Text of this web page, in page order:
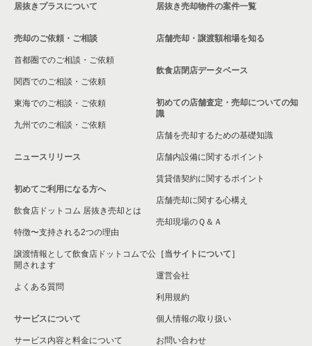
大阪市浪速区の飲食店の居抜き売却物件の案件一覧
八尾市の飲食店の居抜き売却物件の案件一覧
大東市の飲食店の居抜き売却物件の案件一覧
箕面市の飲食店の居抜き売却物件の案件一覧
大阪市淀川区の飲食店の居抜き売却物件の案件一覧
大阪市東成区の飲食店の居抜き売却物件の案件一覧
大阪市城東区の飲食店の居抜き売却物件の案件一覧
大阪市旭区の飲食店の居抜き売却物件の案件一覧
和泉市の飲食店の居抜き売却物件の案件一覧
池田市の飲食店の居抜き売却物件の案件一覧
大阪市大正区の飲食店の居抜き売却物件の案件一覧
居抜きプラスについて
売却のご依頼・ご相談
首都圏でのご相談・ご依頼
関西でのご相談・ご依頼
東海でのご相談・ご依頼
九州でのご相談・ご依頼
ニュースリリース
初めてご利用になる方へ
飲食店ドットコム 居抜き売却とは
特徴〜支持される2つの理由
譲渡情報として飲食店ドットコムで公
開されます
よくある質問
サービスについて
サービス内容と料金について
居抜き売却物件の案件一覧
店舗売却・譲渡額相場を知る
飲食店閉店データベース
初めての店舗査定・売却についての知
識
店舗を売却するための基礎知識
店舗内設備に関するポイント
賃貸借契約に関するポイント
店舗売却に関する心構え
売却現場のＱ＆Ａ
［当サイトについて］
運営会社
利用規約
個人情報の取り扱い
お問い合わせ